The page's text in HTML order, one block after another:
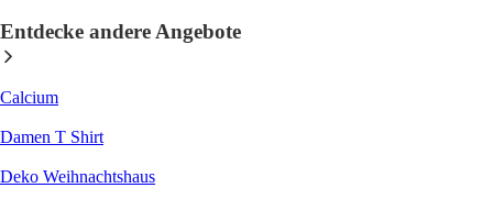
Entdecke andere Angebote
Calcium
Damen T Shirt
Deko Weihnachtshaus